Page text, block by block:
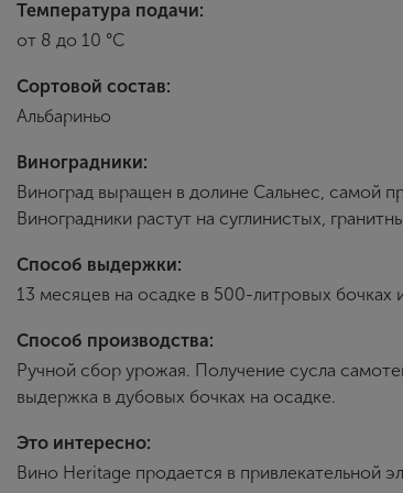
Температура подачи:
от 8 до 10 °С
Сортовой состав:
Альбариньо
Виноградники:
Виноград выращен в долине Сальнес, самой
Виноградники растут на суглинистых,
Способ выдержки:
13 месяцев на осадке в 500-литровых бочках
Способ производства:
Ручной сбор урожая. Получение сусла
выдержка в дубовых бочках на осадке.
Это интересно:
Вино Heritage продается в привлекательной